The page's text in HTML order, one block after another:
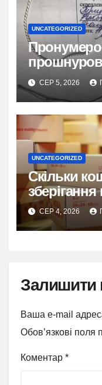
UNCATEGORIZED
сторінок:
СЕР 5, 2026
UNCATEGORIZED
Скільки
СЕР 4, 2026
Залишити
Ваша e-mail
Обов’язкові поля
Коментар *